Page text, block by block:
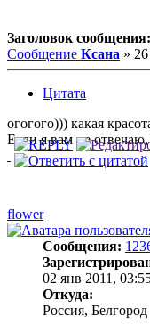
Заголовок сообщения:
Сообщение Ксана »
Цитата
огогого))) какая
Если я вам не
flower
Сообщения:
02 янв 2011,
Откуда:
Россия, Белгород